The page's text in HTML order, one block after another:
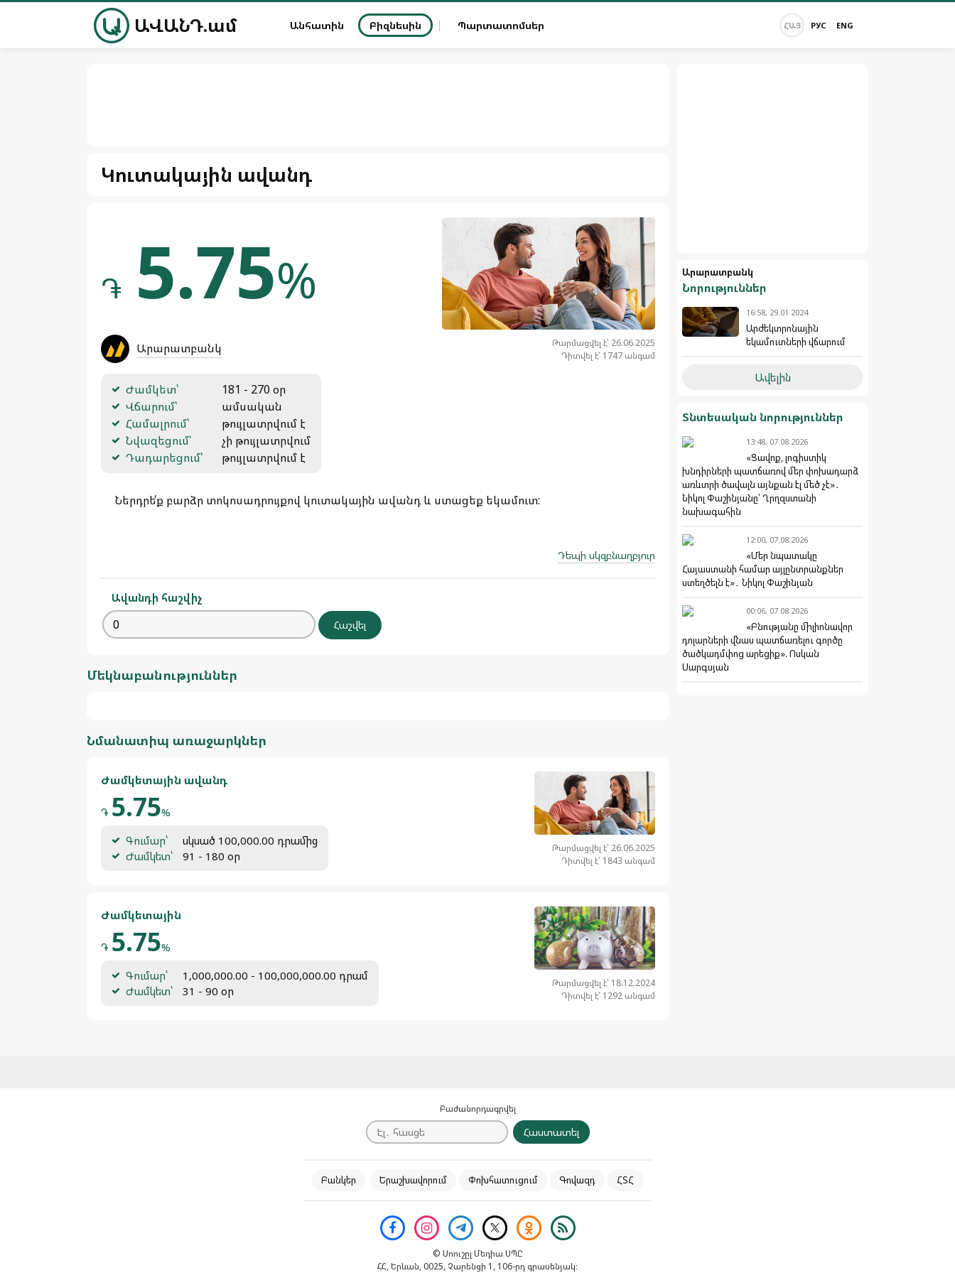
ԱՎԱՆԴ.ամ Անհատին Բիզնեսին Պարտատոմսեր ՀԱՅ РУС ENG
Կուտակային ավանդ
Թարմացվել է՝ 26.06.2025
Դիտվել է՝ 1747 անգամ
֏ 5.75%
Արարատբանկ
Ժամկետ՝
181 - 270 օր
Վճարում՝
ամսական
Համալրում՝
թույլատրվում է
Նվազեցում՝
չի թույլատրվում
Դադարեցում՝
թույլատրվում է
Ներդրե՛ք բարձր տոկոսադրույքով կուտակային ավանդ և ստացեք եկամուտ:
Դեպի սկզբնաղբյուր
Ավանդի հաշվիչ
Մեկնաբանություններ
Նմանատիպ առաջարկներ
Թարմացվել է՝ 26.06.2025
Դիտվել է՝ 1843 անգամ
Ժամկետային ավանդ
֏ 5.75%
Գումար՝
սկսած 100,000.00 դրամից
Ժամկետ՝
91 - 180 օր
Թարմացվել է՝ 18.12.2024
Դիտվել է՝ 1292 անգամ
Ժամկետային
֏ 5.75%
Գումար՝
1,000,000.00 - 100,000,000.00 դրամ
Ժամկետ՝
31 - 90 օր
Արարատբանկ
Նորություններ
16:58, 29.01.2024
Արժեկտրոնային
եկամուտների վճարում
Ավելին
Տնտեսական նորություններ
13:48, 07.08.2026
«Ցավոք, լոգիստիկ
խնդիրների պատճառով մեր փոխադարձ
առևտրի ծավալն այնքան էլ մեծ չէ»․
Նիկոլ Փաշինյանը՝ Ղրղզստանի
նախագահին
12:00, 07.08.2026
«Մեր նպատակը
Հայաստանի համար այլընտրանքներ
ստեղծելն է»․ Նիկոլ Փաշինյան
00:06, 07.08.2026
«Բնությանը միլիոնավոր
դոլարների վնաս պատճառելու գործը
ծածկադմփոց արեցիք». Ոսկան
Սարգսյան
Բաժանորդագրվել
Հաստատել
Բանկեր Երաշխավորում Փոխհատուցում Գովազդ ՀՏՀ
© Սոուշըլ Մեդիա ՍՊԸ
ՀՀ, Երևան, 0025, Չարենցի 1, 106-րդ գրասենյակ։